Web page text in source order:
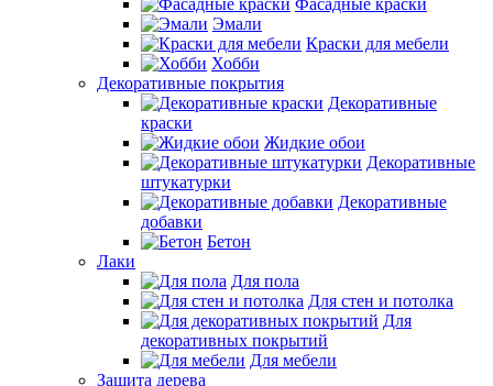
Фасадные краски
Эмали
Краски для мебели
Хобби
Декоративные покрытия
Декоративные
краски
Жидкие обои
Декоративные
штукатурки
Декоративные
добавки
Бетон
Лаки
Для пола
Для стен и потолка
Для
декоративных покрытий
Для мебели
Защита дерева